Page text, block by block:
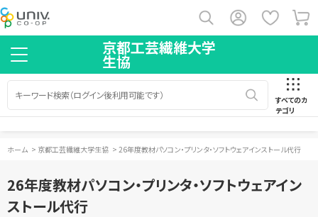
京都工芸繊維大学
生協
すべてのカ
テゴリ
ホーム > 京都工芸繊維大学生協 > 26年度教材パソコン・プリンタ・ソフトウェアインストール代行
26年度教材パソコン・プリンタ・ソフトウェアイン
ストール代行